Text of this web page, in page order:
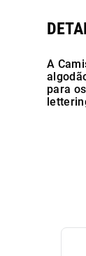
A
para